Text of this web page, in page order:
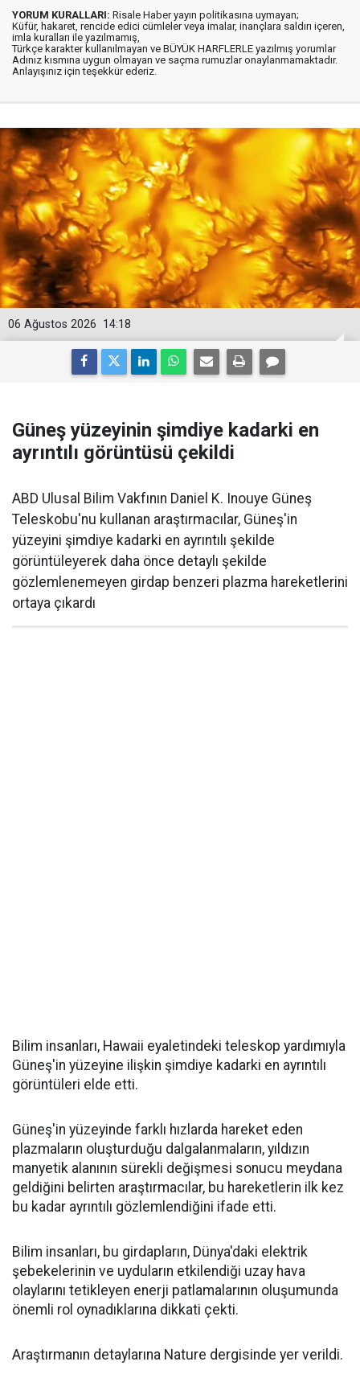
YORUM KURALLARI: Risale Haber yayın politikasına uymayan;
Küfür, hakaret, rencide edici cümleler veya imalar, inançlara saldırı içeren,
imla kuralları ile yazılmamış,
Türkçe karakter kullanılmayan ve BÜYÜK HARFLERLE yazılmış yorumlar
Adınız kısmına uygun olmayan ve saçma rumuzlar onaylanmamaktadır.
Anlayışınız için teşekkür ederiz.
14:18
06 Ağustos 2026
Güneş yüzeyinin şimdiye kadarki en
ayrıntılı görüntüsü çekildi
ABD Ulusal Bilim Vakfının Daniel K. Inouye Güneş
Teleskobu'nu kullanan araştırmacılar, Güneş'in
yüzeyini şimdiye kadarki en ayrıntılı şekilde
görüntüleyerek daha önce detaylı şekilde
gözlemlenemeyen girdap benzeri plazma hareketlerini
ortaya çıkardı
Bilim insanları, Hawaii eyaletindeki teleskop yardımıyla
Güneş'in yüzeyine ilişkin şimdiye kadarki en ayrıntılı
görüntüleri elde etti.
Güneş'in yüzeyinde farklı hızlarda hareket eden
plazmaların oluşturduğu dalgalanmaların, yıldızın
manyetik alanının sürekli değişmesi sonucu meydana
geldiğini belirten araştırmacılar, bu hareketlerin ilk kez
bu kadar ayrıntılı gözlemlendiğini ifade etti.
Bilim insanları, bu girdapların, Dünya'daki elektrik
şebekelerinin ve uyduların etkilendiği uzay hava
olaylarını tetikleyen enerji patlamalarının oluşumunda
önemli rol oynadıklarına dikkati çekti.
Araştırmanın detaylarına Nature dergisinde yer verildi.